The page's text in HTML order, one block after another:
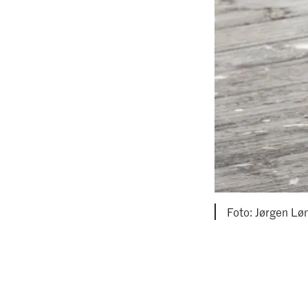
Foto: Jørgen